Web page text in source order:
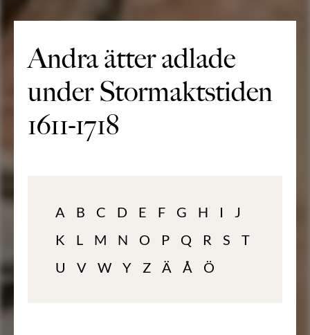
Andra ätter adlade
under Stormaktstiden
1611-1718
A B C D E F G H I
J
K
L M N O P Q R S
T
U
V W Y Z Ä Å Ö